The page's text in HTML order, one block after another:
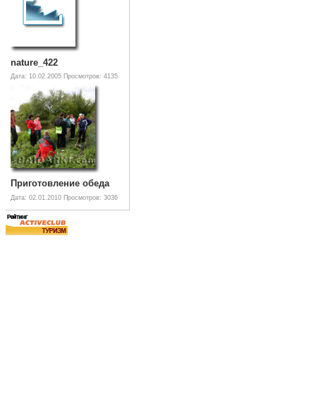
nature_422
Дата: 10.02.2005 Просмотров: 4135
Приготовление обеда
Дата: 02.01.2010 Просмотров: 3036